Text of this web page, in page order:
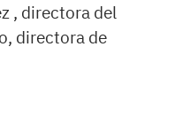
, directora del
directora de